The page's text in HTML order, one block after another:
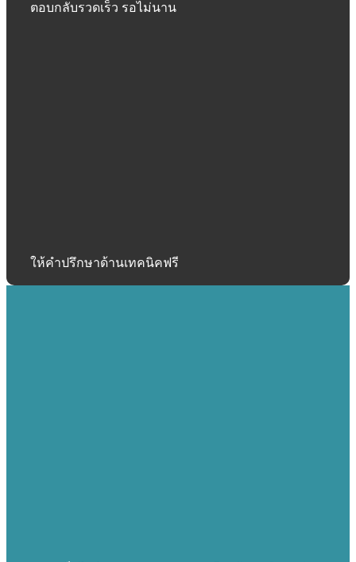
ตอบกลับรวดเร็ว รอไม่นาน
ให้คำปรึกษาด้านเทคนิคฟรี